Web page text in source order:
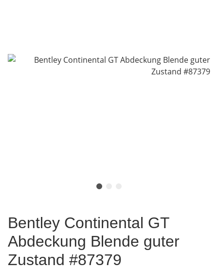
Bentley Continental GT
Abdeckung Blende guter
Zustand #87379